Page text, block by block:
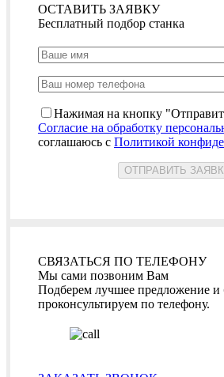
ОСТАВИТЬ ЗАЯВКУ
Бесплатный подбор станка
Нажимая на кнопку
Согласие на обработку
соглашаюсь с Политикой
СВЯЗАТЬСЯ ПО ТЕЛЕФОНУ
Мы сами позвоним Вам
Подберем лучшее предложение и
проконсультируем по телефону.